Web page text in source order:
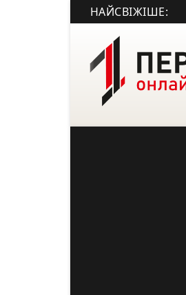
НАЙСВІЖІШЕ: